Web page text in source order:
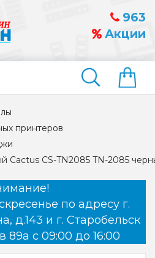
963
Акции
Найти
принтеров
Cactus CS-TN2085 TN-2085
по адресу г.
д.143 и г. Старобельск
89а с 09:00 до 16:00